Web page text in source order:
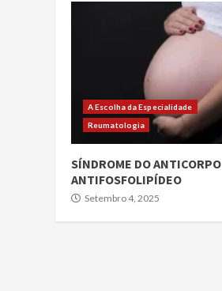
A Escolha da Especialidade
Reumatologia
SÍNDROME DO ANTICORPO
ANTIFOSFOLIPÍDEO
Setembro 4, 2025